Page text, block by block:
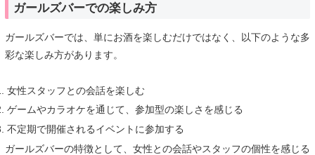
ガールズバーでの楽しみ方
ガールズバーでは、単にお酒を楽しむだけではなく、以下のような多
彩な楽しみ方があります。
女性スタッフとの会話を楽しむ
ゲームやカラオケを通じて、参加型の楽しさを感じる
不定期で開催されるイベントに参加する
ガールズバーの特徴として、女性との会話やスタッフの個性を感じる